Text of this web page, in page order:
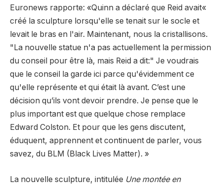
Euronews rapporte: «Quinn a déclaré que Reid avait«
créé la sculpture lorsqu'elle se tenait sur le socle et
levait le bras en l'air. Maintenant, nous la cristallisons.
"La nouvelle statue n'a pas actuellement la permission
du conseil pour être là, mais Reid a dit:" Je voudrais
que le conseil la garde ici parce qu'évidemment ce
qu'elle représente et qui était là avant. C’est une
décision qu’ils vont devoir prendre. Je pense que le
plus important est que quelque chose remplace
Edward Colston. Et pour que les gens discutent,
éduquent, apprennent et continuent de parler, vous
savez, du BLM (Black Lives Matter). »
La nouvelle sculpture, intitulée Une montée en